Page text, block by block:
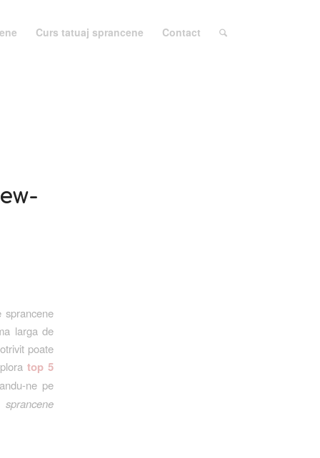
Curs tatuaj sprancene Contact
sprancene
larga de
poate
top 5
ne pe
sprancene